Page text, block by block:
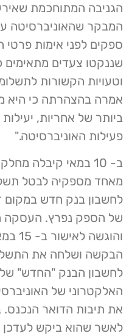
הגניבה המתוחכמת
המבקר שהאוניברסיטה
ספקים לפני אימות פרטי
שננקטו צעדים מתאימים
אמרה בהצהרתה כי היא
ביותר של אחריות,
פעילות האוניברסיטה."
ב- 10 במאי קיבלה
לחשבון בנק חדש במקום
לחשבון הבנק "החדש"
האלקטרוני של
לאשר שהוא ביקש